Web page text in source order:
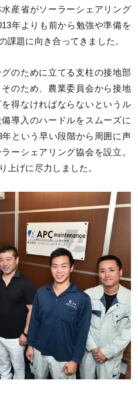
産省がソーラーシェアリング
年よりも前から勉強や準備を
課題に向き合ってきました。
のために立てる支柱の接地部
のため、農業委員会から接地
得なければならないというル
導入のハードルをスムーズに
という早い段階から周囲に声
ーシェアリング協会を設立。
上げに尽力しました。